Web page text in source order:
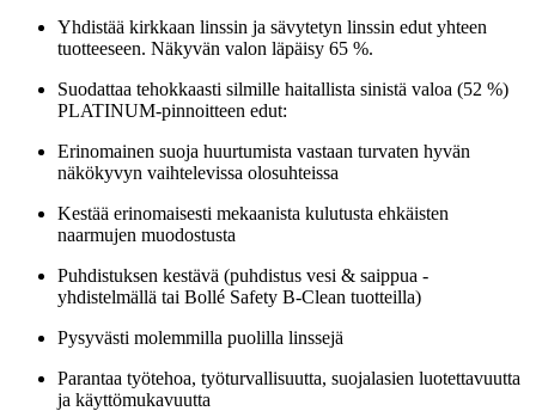
Yhdistää kirkkaan linssin ja sävytetyn linssin edut yhteen
tuotteeseen. Näkyvän valon läpäisy 65 %.
Suodattaa tehokkaasti silmille haitallista sinistä valoa (52 %)
PLATINUM-pinnoitteen edut:
Erinomainen suoja huurtumista vastaan turvaten hyvän
näkökyvyn vaihtelevissa olosuhteissa
Kestää erinomaisesti mekaanista kulutusta ehkäisten
naarmujen muodostusta
Puhdistuksen kestävä (puhdistus vesi & saippua -
yhdistelmällä tai Bollé Safety B-Clean tuotteilla)
Pysyvästi molemmilla puolilla linssejä
Parantaa työtehoa, työturvallisuutta, suojalasien luotettavuutta
ja käyttömukavuutta